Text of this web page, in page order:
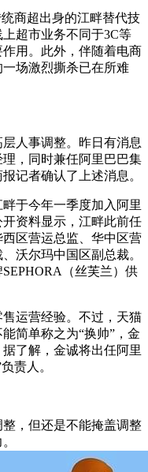
商超出身的江畔替代技
超市业务不同于3C等
用。此外，伴随着电商
场激烈撕杀已在所难
人事调整。昨日有消息
，同时兼任阿里巴巴集
记者确认了上述消息。
于今年一季度加入阿里
资料显示，江畔此前任
区营运总监、华中区营
沃尔玛中国区副总裁。
（丝芙兰）供
运营经验。不过，天猫
简单称之为“换帅”，金
了解，金诚将出任阿里
责人。
，但还是不能掩盖调整